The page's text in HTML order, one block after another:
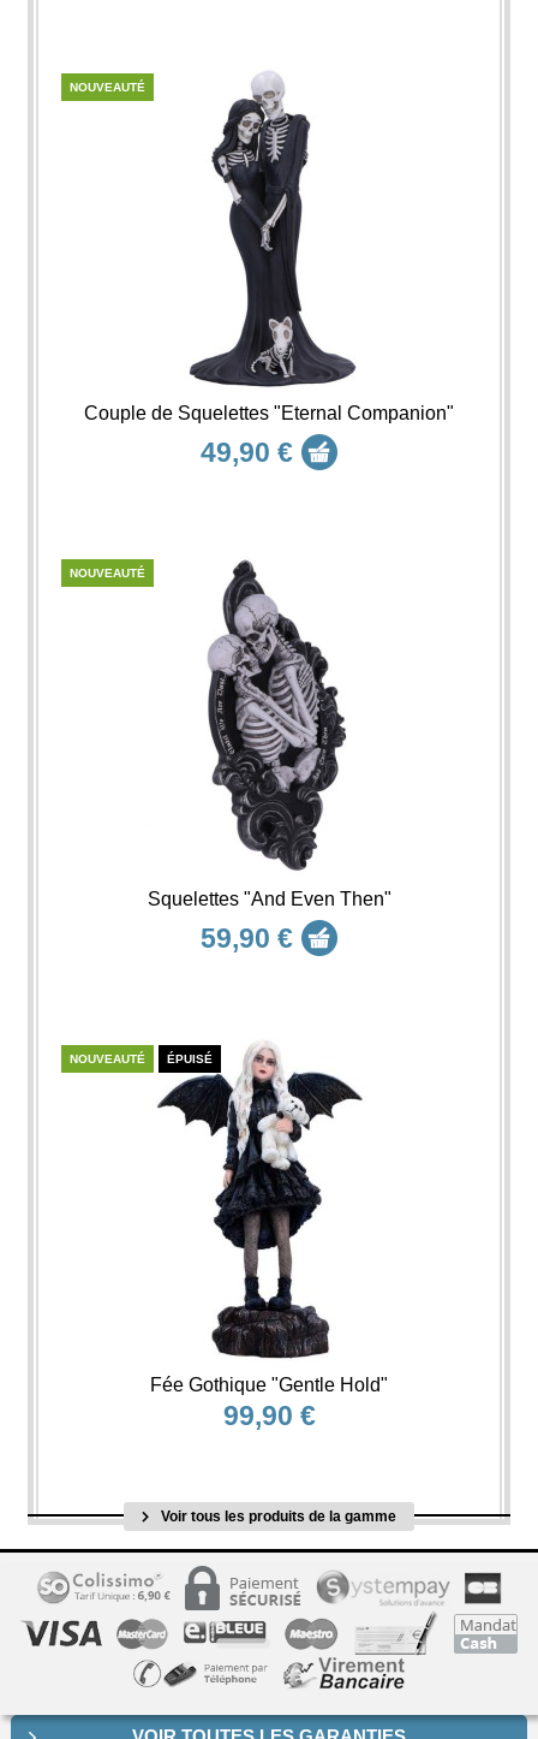
NOUVEAUTÉ
Couple de Squelettes "Eternal Companion"
49,90 €
NOUVEAUTÉ
Squelettes "And Even Then"
59,90 €
NOUVEAUTÉ ÉPUISÉ
Fée Gothique "Gentle Hold"
99,90 €
Voir tous les produits de la gamme